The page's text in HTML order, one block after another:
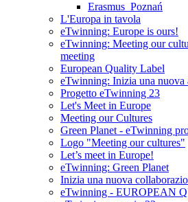
Erasmus_Poznań
L'Europa in tavola
eTwinning: Europe is ours!
eTwinning: Meeting our
meeting
European Quality Label
eTwinning: Inizia una nuova
Progetto eTwinning 23
Let's Meet in Europe
Meeting our Cultures
Green Planet - eTwinning
Logo "Meeting our cultures"
Let’s meet in Europe!
eTwinning: Green Planet
Inizia una nuova
eTwinning - EUROPEAN